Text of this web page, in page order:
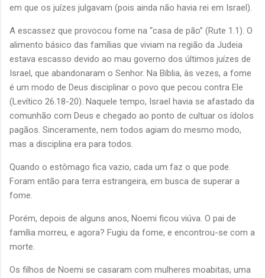
em que os juízes julgavam (pois ainda não havia rei em Israel).
A escassez que provocou fome na “casa de pão” (Rute 1.1). O
alimento básico das famílias que viviam na região da Judeia
estava escasso devido ao mau governo dos últimos juízes de
Israel, que abandonaram o Senhor. Na Bíblia, às vezes, a fome
é um modo de Deus disciplinar o povo que pecou contra Ele
(Levítico 26.18-20). Naquele tempo, Israel havia se afastado da
comunhão com Deus e chegado ao ponto de cultuar os ídolos
pagãos. Sinceramente, nem todos agiam do mesmo modo,
mas a disciplina era para todos.
Quando o estômago fica vazio, cada um faz o que pode.
Foram então para terra estrangeira, em busca de superar a
fome.
Porém, depois de alguns anos, Noemi ficou viúva. O pai de
família morreu, e agora? Fugiu da fome, e encontrou-se com a
morte.
Os filhos de Noemi se casaram com mulheres moabitas, uma